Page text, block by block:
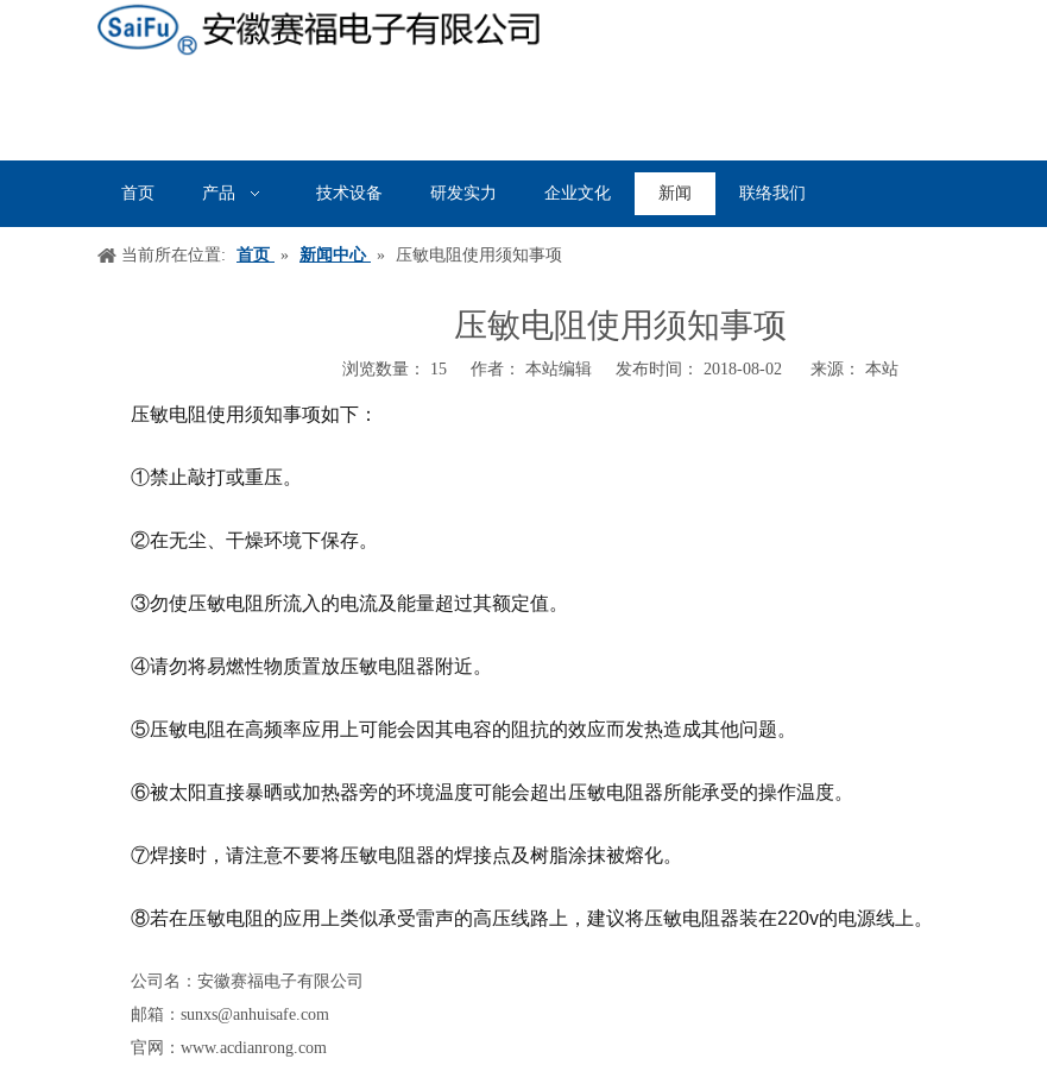
首页 产品 技术设备 研发实力 企业文化 新闻 联络我们
当前所在位置: 首页 » 新闻中心 » 压敏电阻使用须知事项
压敏电阻使用须知事项
浏览数量： 15 作者： 本站编辑 发布时间： 2018-08-02 来源： 本站
["wechat","weibo","qzone","douban","email"]
压敏电阻使用须知事项如下：
①禁止敲打或重压。
②在无尘、干燥环境下保存。
③勿使压敏电阻所流入的电流及能量超过其额定值。
④请勿将易燃性物质置放压敏电阻器附近。
⑤压敏电阻在高频率应用上可能会因其电容的阻抗的效应而发热造成其他问题。
⑥被太阳直接暴晒或加热器旁的环境温度可能会超出压敏电阻器所能承受的操作温度。
⑦焊接时，请注意不要将压敏电阻器的焊接点及树脂涂抹被熔化。
⑧若在压敏电阻的应用上类似承受雷声的高压线路上，建议将压敏电阻器装在220v的电源线上。
公司名：安徽赛福电子有限公司
邮箱：sunxs@anhuisafe.com
官网：www.acdianrong.com